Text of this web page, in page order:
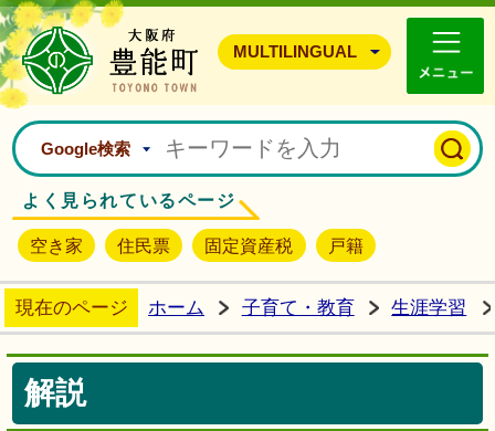
豊能町ホームページ
MULTILINGUAL
Google検索
よく見られているページ
空き家 住民票 固定資産税 戸籍
現在のページ ホーム 子育て・教育 生涯学習
解説